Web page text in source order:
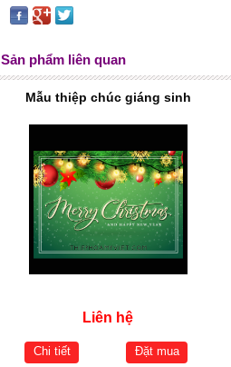
Sản phẩm liên quan
Mẫu thiệp chúc giáng sinh
Liên hệ
Chi tiết Đặt mua